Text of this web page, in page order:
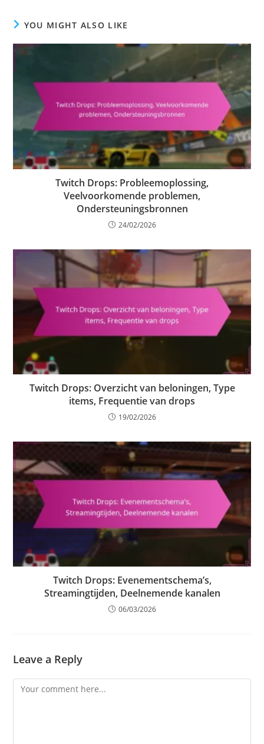
YOU MIGHT ALSO LIKE
Twitch Drops: Probleemoplossing,
Veelvoorkomende problemen,
Ondersteuningsbronnen
24/02/2026
Twitch Drops: Overzicht van beloningen, Type
items, Frequentie van drops
19/02/2026
Twitch Drops: Evenementschema’s,
Streamingtijden, Deelnemende kanalen
06/03/2026
Leave a Reply
Comment